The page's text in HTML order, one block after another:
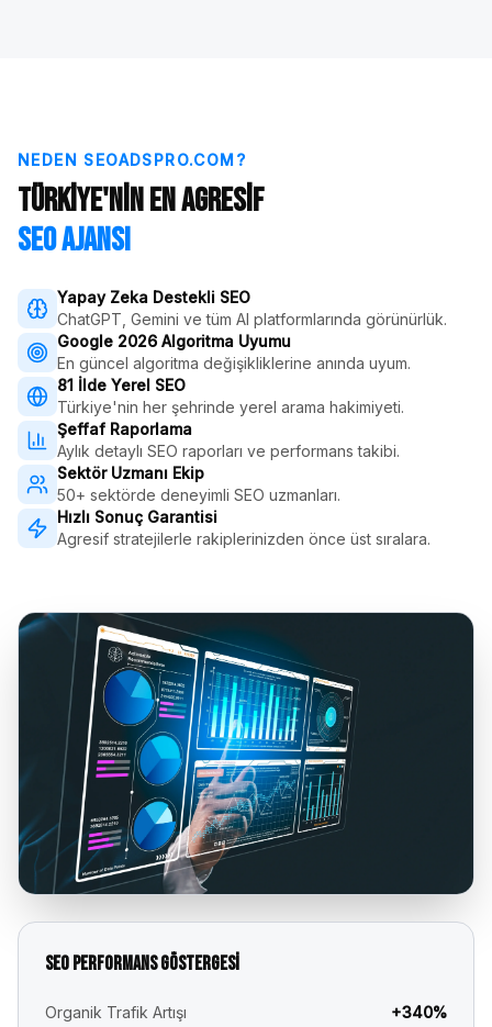
NEDEN SEOADSPRO.COM?
Türkiye'nin En Agresif
SEO Ajansı
Yapay Zeka Destekli SEO
ChatGPT, Gemini ve tüm AI platformlarında görünürlük.
Google 2026 Algoritma Uyumu
En güncel algoritma değişikliklerine anında uyum.
81 İlde Yerel SEO
Türkiye'nin her şehrinde yerel arama hakimiyeti.
Şeffaf Raporlama
Aylık detaylı SEO raporları ve performans takibi.
Sektör Uzmanı Ekip
50+ sektörde deneyimli SEO uzmanları.
Hızlı Sonuç Garantisi
Agresif stratejilerle rakiplerinizden önce üst sıralara.
SEO Performans Göstergesi
Organik Trafik Artışı +340%